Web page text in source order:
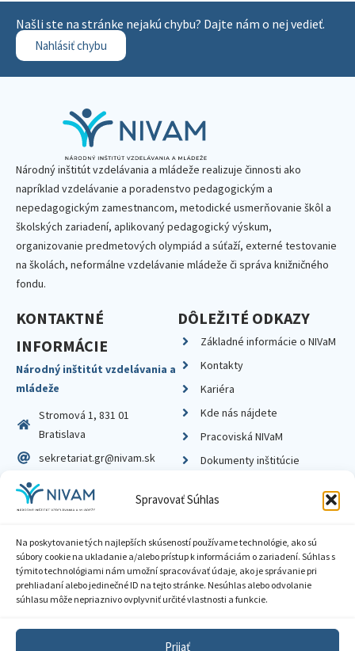
Spravovať Súhlas
Na poskytovanie tých najlepších skúseností používame technológie, ako sú
súbory cookie na ukladanie a/alebo prístup k informáciám o zariadení. Súhlas s
týmito technológiami nám umožní spracovávať údaje, ako je správanie pri
prehliadaní alebo jedinečné ID na tejto stránke. Nesúhlas alebo odvolanie
súhlasu môže nepriaznivo ovplyvniť určité vlastnosti a funkcie.
Prijať
Našli ste na stránke nejakú chybu? Dajte nám o nej vedieť.
Nahlásiť chybu
Národný inštitút vzdelávania a mládeže realizuje činnosti ako
napríklad vzdelávanie a poradenstvo pedagogickým a
nepedagogickým zamestnancom, metodické usmerňovanie škôl a
školských zariadení, aplikovaný pedagogický výskum,
organizovanie predmetových olympiád a súťaží, externé testovanie
na školách, neformálne vzdelávanie mládeže či správa knižničného
fondu.
KONTAKTNÉ
INFORMÁCIE
Národný inštitút vzdelávania a
mládeže
Stromová 1, 831 01
Bratislava
sekretariat.gr@nivam.sk
IČO: 00164348
DIČ: 2020798714
DÔLEŽITÉ ODKAZY
Základné informácie o NIVaM
Kontakty
Kariéra
Kde nás nájdete
Pracoviská NIVaM
Dokumenty inštitúcie
Zásady ochrany súkromia